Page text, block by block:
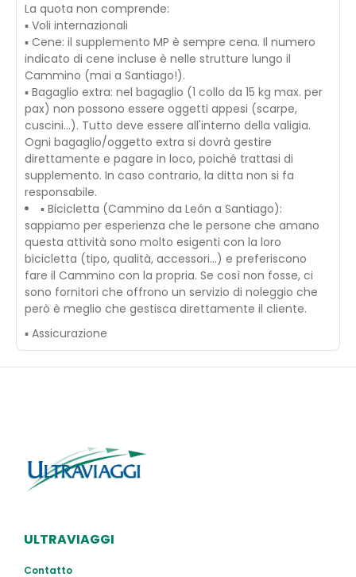
La quota non comprende:
▪ Voli internazionali
▪ Cene: il supplemento MP è sempre cena. Il numero
indicato di cene incluse è nelle strutture lungo il
Cammino (mai a Santiago!).
▪ Bagaglio extra: nel bagaglio (1 collo da 15 kg max. per
pax) non possono essere oggetti appesi (scarpe,
cuscini...). Tutto deve essere all'interno della valigia.
Ogni bagaglio/oggetto extra si dovrà gestire
direttamente e pagare in loco, poiché trattasi di
supplemento. In caso contrario, la ditta non si fa
responsabile.
▪ Bicicletta (Cammino da León a Santiago):
sappiamo per esperienza che le persone che amano
questa attività sono molto esigenti con la loro
bicicletta (tipo, qualità, accessori...) e preferiscono
fare il Cammino con la propria. Se così non fosse, ci
sono fornitori che offrono un servizio di noleggio che
però è meglio che gestisca direttamente il cliente.
▪ Assicurazione
ULTRAVIAGGI
Contatto